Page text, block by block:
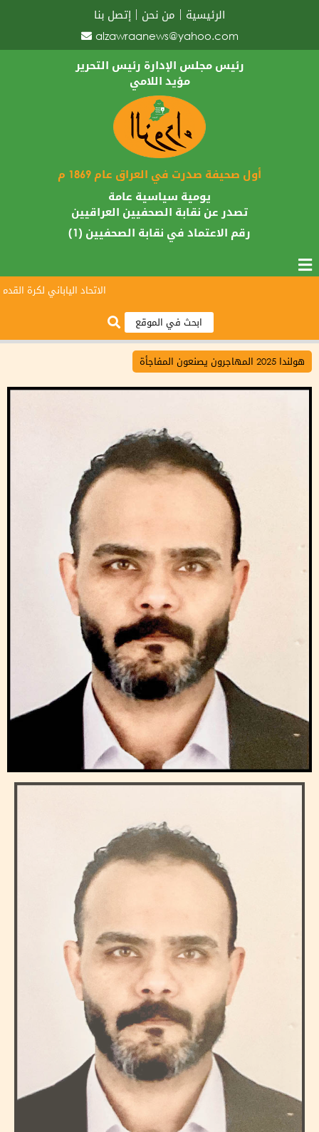
الرئيسية من نحن
إتصل بنا
alzawraanews@yahoo.com
رئيس مجلس الإدارة رئيس التحرير
مؤيد اللامي
أول صحيفة صدرت في العراق عام 1869 م
يومية سياسية عامة
تصدر عن نقابة الصحفيين العراقيين
رقم الاعتماد في نقابة الصحفيين (1)
الاتحاد الياباني لكرة القدم
هولندا 2025 المهاجرون يصنعون المفاجأة